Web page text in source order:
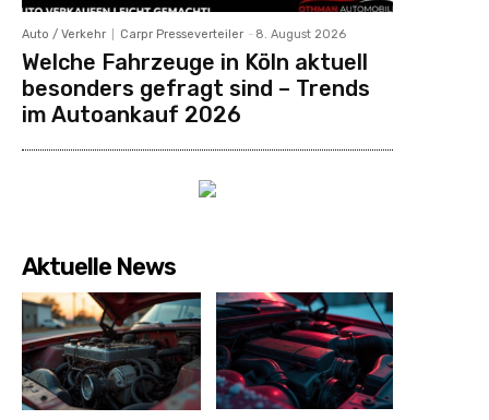
Auto / Verkehr Carpr Presseverteiler - 8. August 2026
Welche Fahrzeuge in Köln aktuell
besonders gefragt sind – Trends
im Autoankauf 2026
Aktuelle News